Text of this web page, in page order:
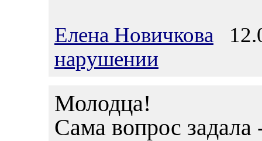
Елена Новичкова
нарушении
Молодца!
Сама вопрос задала